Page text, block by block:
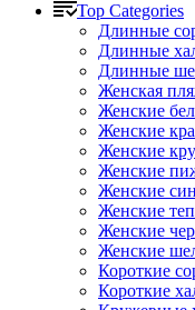
Top Categories
Длинные
Длинные
Длинные
Женская
Женские
Женские
Женские
Женские
Женские
Женские
Женские
Женские
Короткие
Короткие